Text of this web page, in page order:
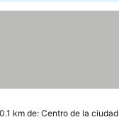
km de: Centro de la ciudad